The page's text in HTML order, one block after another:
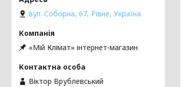
вул. Соборна, 67, Рівне, Україна
«Мій Клімат» інтернет-магазин
Віктор Врублевський